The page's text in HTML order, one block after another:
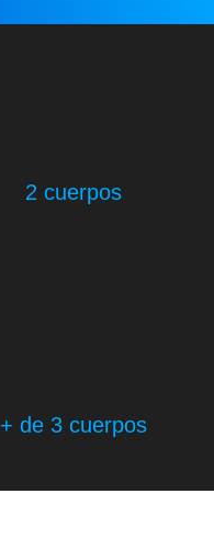
2 cuerpos
+ de 3 cuerpos